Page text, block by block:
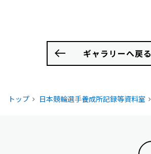
ギャラリーへ戻る
トップ 日本競輪選手養成所記録等資料室